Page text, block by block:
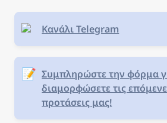
Κανάλι Telegram
📝 Συμπληρώστε την φόρμα
διαμορφώσετε τις
προτάσεις μας!